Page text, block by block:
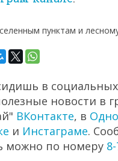
пунктам и
в социальных
новости в
ВКонтакте, в
и Инстаграме.
можно по номеру